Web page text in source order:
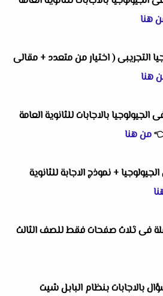
هنا
التجريبى ( اختيار من متعدد + مقالى
هنا
الجيولوجيا بالاجابات للثانوية العامة
من هنا
+ نموذج الاجابة للثانوية
فى ثلاث صفحات فقط للصف الثالث
جيولوجيا 83 سؤال بالاجابات بنظام البابل شيت